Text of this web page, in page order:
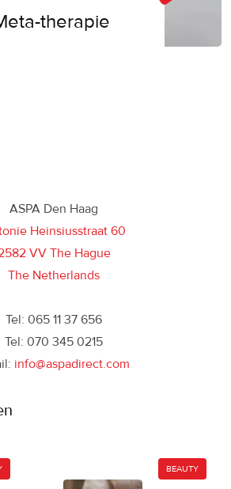
therapie
ASPA Den Haag
Heinsiusstraat 60
VV The Hague
The Netherlands
Tel: 065 11 37 656
Tel: 070 345 0215
info@aspadirect.com
BEAUTY